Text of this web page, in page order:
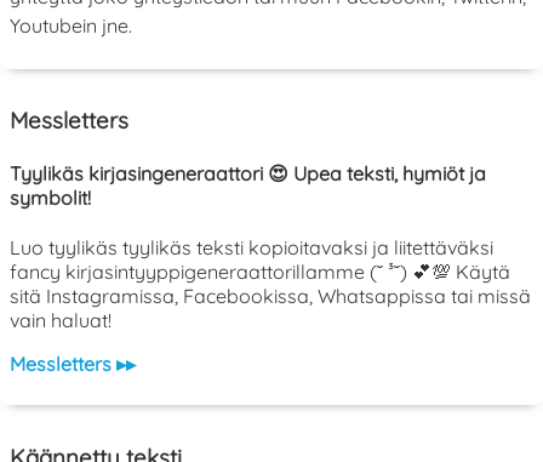
Youtubein jne.
Messletters
Tyylikäs kirjasingeneraattori 😍 Upea teksti, hymiöt ja
symbolit!
Luo tyylikäs tyylikäs teksti kopioitavaksi ja liitettäväksi
fancy kirjasintyyppigeneraattorillamme (˘ ³˘) 💕💯 Käytä
sitä Instagramissa, Facebookissa, Whatsappissa tai missä
vain haluat!
Messletters ▸▸